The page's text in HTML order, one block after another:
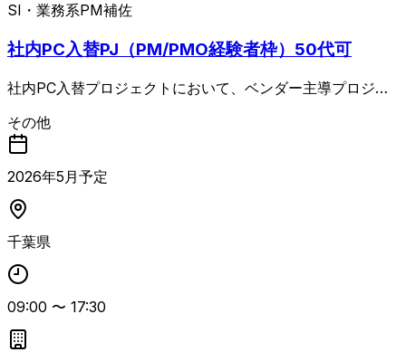
SI・業務系PM補佐
社内PC入替PJ（PM/PMO経験者枠）50代可
社内PC入替プロジェクトにおいて、ベンダー主導プロジェ
リスク・品質管理に加え、顧客IT部門および複数ベンダーと
の各種調整を担当します。 Autopilot／Intuneの設計レビュ
ーや、計画書・手順書・運用設計書など成果物のレビューも
含め、プロジェクトマネジメント全般をリードいただく想定
です。 PC入替プロジェクトでのPM／PMO経験とベンダー
その他
2026年5 月予定
千葉県
09:00 〜 17:30